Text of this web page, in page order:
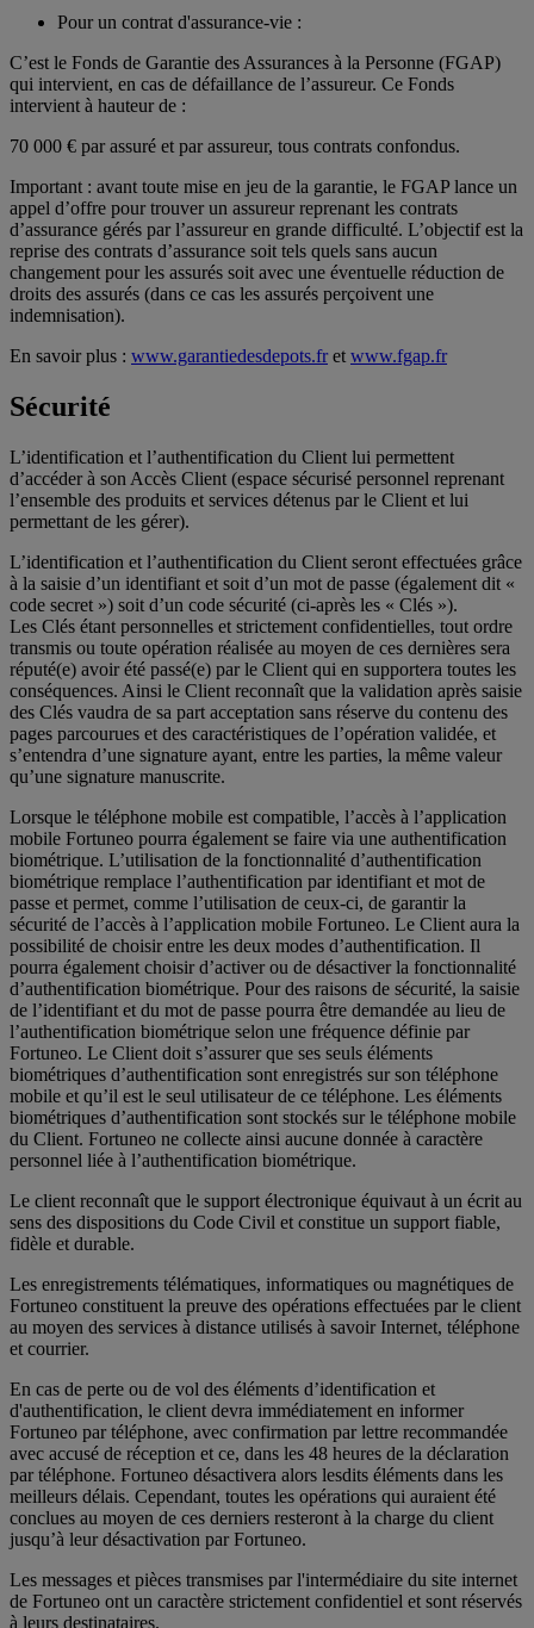
Pour un contrat d'assurance-vie :
C’est le Fonds de Garantie des Assurances à la Personne (FGAP)
qui intervient, en cas de défaillance de l’assureur. Ce Fonds
intervient à hauteur de :
70 000 € par assuré et par assureur, tous contrats confondus.
Important : avant toute mise en jeu de la garantie, le FGAP lance un
appel d’offre pour trouver un assureur reprenant les contrats
d’assurance gérés par l’assureur en grande difficulté. L’objectif est la
reprise des contrats d’assurance soit tels quels sans aucun
changement pour les assurés soit avec une éventuelle réduction de
droits des assurés (dans ce cas les assurés perçoivent une
indemnisation).
En savoir plus : www.garantiedesdepots.fret www.fgap.fr
Sécurité
L’identification et l’authentification du Client lui permettent
d’accéder à son Accès Client (espace sécurisé personnel reprenant
l’ensemble des produits et services détenus par le Client et lui
permettant de les gérer).
L’identification et l’authentification du Client seront effectuées grâce
à la saisie d’un identifiant et soit d’un mot de passe (également dit «
code secret ») soit d’un code sécurité (ci-après les « Clés »).
Les Clés étant personnelles et strictement confidentielles, tout ordre
transmis ou toute opération réalisée au moyen de ces dernières sera
réputé(e) avoir été passé(e) par le Client qui en supportera toutes les
conséquences. Ainsi le Client reconnaît que la validation après saisie
des Clés vaudra de sa part acceptation sans réserve du contenu des
pages parcourues et des caractéristiques de l’opération validée, et
s’entendra d’une signature ayant, entre les parties, la même valeur
qu’une signature manuscrite.
Lorsque le téléphone mobile est compatible, l’accès à l’application
mobile Fortuneo pourra également se faire via une authentification
biométrique. L’utilisation de la fonctionnalité d’authentification
biométrique remplace l’authentification par identifiant et mot de
passe et permet, comme l’utilisation de ceux-ci, de garantir la
sécurité de l’accès à l’application mobile Fortuneo. Le Client aura la
possibilité de choisir entre les deux modes d’authentification. Il
pourra également choisir d’activer ou de désactiver la fonctionnalité
d’authentification biométrique. Pour des raisons de sécurité, la saisie
de l’identifiant et du mot de passe pourra être demandée au lieu de
l’authentification biométrique selon une fréquence définie par
Fortuneo. Le Client doit s’assurer que ses seuls éléments
biométriques d’authentification sont enregistrés sur son téléphone
mobile et qu’il est le seul utilisateur de ce téléphone. Les éléments
biométriques d’authentification sont stockés sur le téléphone mobile
du Client. Fortuneo ne collecte ainsi aucune donnée à caractère
personnel liée à l’authentification biométrique.
Le client reconnaît que le support électronique équivaut à un écrit au
sens des dispositions du Code Civil et constitue un support fiable,
fidèle et durable.
Les enregistrements télématiques, informatiques ou magnétiques de
Fortuneo constituent la preuve des opérations effectuées par le client
au moyen des services à distance utilisés à savoir Internet, téléphone
et courrier.
En cas de perte ou de vol des éléments d’identification et
d'authentification, le client devra immédiatement en informer
Fortuneo par téléphone, avec confirmation par lettre recommandée
avec accusé de réception et ce, dans les 48 heures de la déclaration
par téléphone. Fortuneo désactivera alors lesdits éléments dans les
meilleurs délais. Cependant, toutes les opérations qui auraient été
conclues au moyen de ces derniers resteront à la charge du client
jusqu’à leur désactivation par Fortuneo.
Les messages et pièces transmises par l'intermédiaire du site internet
de Fortuneo ont un caractère strictement confidentiel et sont réservés
à leurs destinataires.